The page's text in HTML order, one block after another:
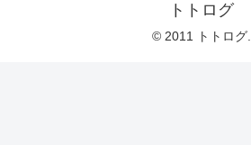
トトログ
© 2011 トトログ.